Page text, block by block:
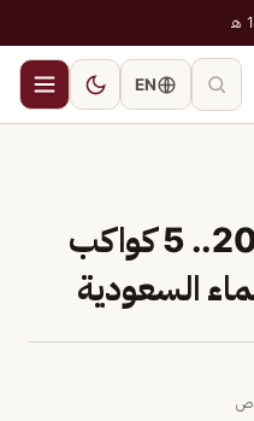
EN
للمرة الأولى منذ 2004.. 5 كواكب
السعودية